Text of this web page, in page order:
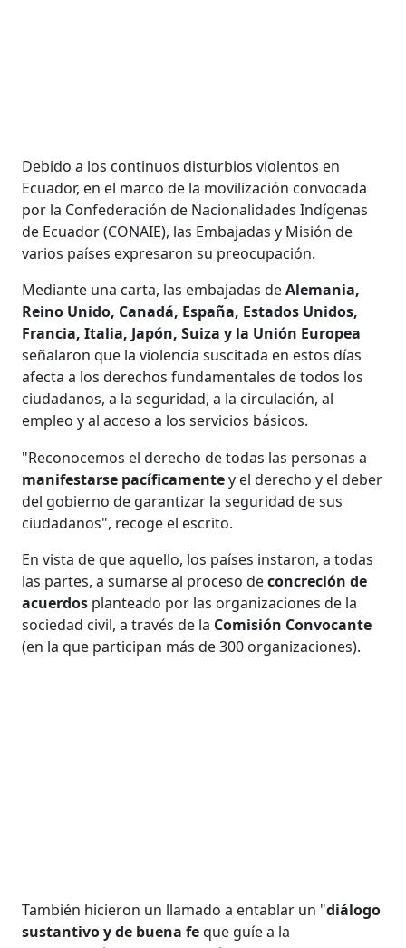
Debido a los continuos disturbios violentos en
Ecuador, en el marco de la movilización convocada
por la Confederación de Nacionalidades Indígenas
de Ecuador (CONAIE), las Embajadas y Misión de
varios países expresaron su preocupación.
Mediante una carta, las embajadas deAlemania,
Reino Unido, Canadá, España, Estados Unidos,
Francia, Italia, Japón, Suiza y la Unión Europea
señalaron que la violencia suscitada en estos días
afecta a los derechos fundamentales de todos los
ciudadanos, a la seguridad, a la circulación, al
empleo y al acceso a los servicios básicos.
"Reconocemos el derecho de todas las personas a
manifestarse pacíficamentey el derecho y el deber
del gobierno de garantizar la seguridad de sus
ciudadanos", recoge el escrito.
En vista de que aquello, los países instaron, a todas
las partes, a sumarse al proceso deconcreción de
acuerdos planteado por las organizaciones de la
sociedad civil, a través de la Comisión Convocante
(en la que participan más de 300 organizaciones).
También hicieron un llamado a entablar un "diálogo
sustantivo y de buena feque guíe a la